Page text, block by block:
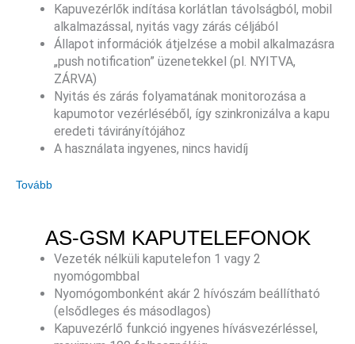
Kapuvezérlők indítása korlátlan távolságból, mobil
alkalmazással, nyitás vagy zárás céljából
Állapot információk átjelzése a mobil alkalmazásra
„push notification” üzenetekkel (pl. NYITVA,
ZÁRVA)
Nyitás és zárás folyamatának monitorozása a
kapumotor vezérléséből, így szinkronizálva a kapu
eredeti távirányítójához
A használata ingyenes, nincs havidíj
Tovább
AS-GSM KAPUTELEFONOK
Vezeték nélküli kaputelefon 1 vagy 2
nyomógombbal
Nyomógombonként akár 2 hívószám beállítható
(elsődleges és másodlagos)
Kapuvezérlő funkció ingyenes hívásvezérléssel,